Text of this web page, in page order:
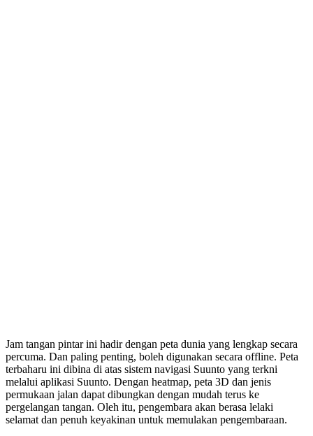
Jam tangan pintar ini hadir dengan peta dunia yang lengkap secara
percuma. Dan paling penting, boleh digunakan secara offline. Peta
terbaharu ini dibina di atas sistem navigasi Suunto yang terkni
melalui aplikasi Suunto. Dengan heatmap, peta 3D dan jenis
permukaan jalan dapat dibungkan dengan mudah terus ke
pergelangan tangan. Oleh itu, pengembara akan berasa lelaki
selamat dan penuh keyakinan untuk memulakan pengembaraan.